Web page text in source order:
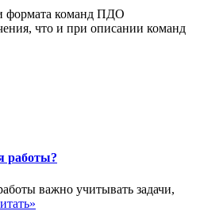
формата команд ПДО
что и при описании команд
работы?
важно учитывать задачи,